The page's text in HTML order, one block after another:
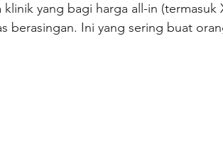
klinik yang bagi harga all-in (termasuk
berasingan. Ini yang sering buat